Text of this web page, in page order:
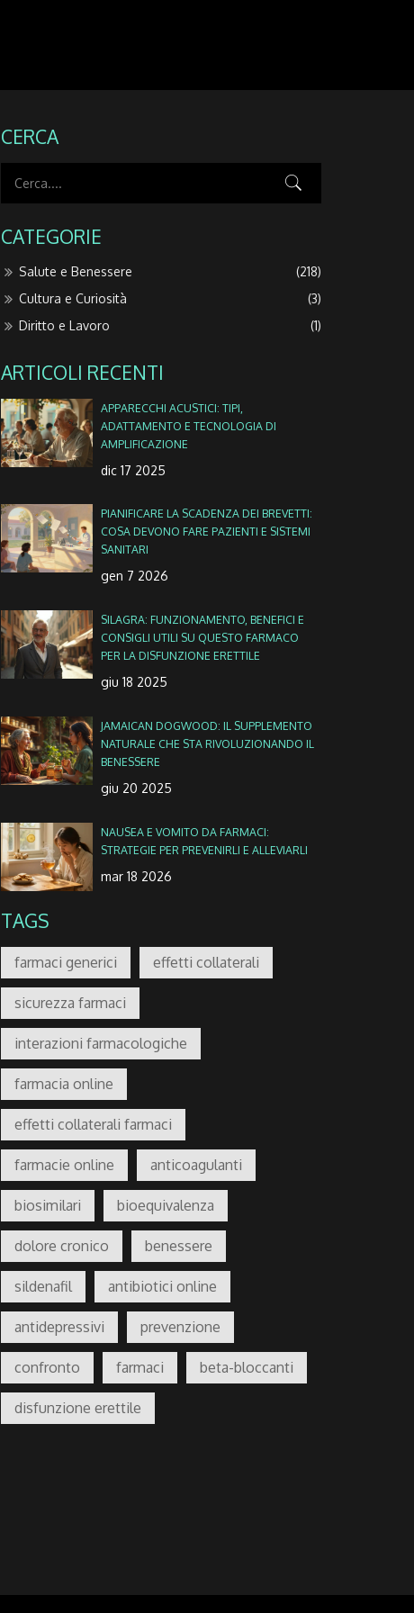
CERCA
CATEGORIE
Salute e Benessere
(218)
Cultura e Curiosità
(3)
Diritto e Lavoro
(1)
ARTICOLI RECENTI
APPARECCHI ACUSTICI: TIPI,
ADATTAMENTO E TECNOLOGIA DI
AMPLIFICAZIONE
dic 17 2025
PIANIFICARE LA SCADENZA DEI BREVETTI:
COSA DEVONO FARE PAZIENTI E SISTEMI
SANITARI
gen 7 2026
SILAGRA: FUNZIONAMENTO, BENEFICI E
CONSIGLI UTILI SU QUESTO FARMACO
PER LA DISFUNZIONE ERETTILE
giu 18 2025
JAMAICAN DOGWOOD: IL SUPPLEMENTO
NATURALE CHE STA RIVOLUZIONANDO IL
BENESSERE
giu 20 2025
NAUSEA E VOMITO DA FARMACI:
STRATEGIE PER PREVENIRLI E ALLEVIARLI
mar 18 2026
TAGS
farmaci generici effetti collaterali
sicurezza farmaci
interazioni farmacologiche
farmacia online
effetti collaterali farmaci
farmacie online anticoagulanti
biosimilari bioequivalenza
dolore cronico benessere
sildenafil antibiotici online
antidepressivi prevenzione
confronto farmaci beta-bloccanti
disfunzione erettile